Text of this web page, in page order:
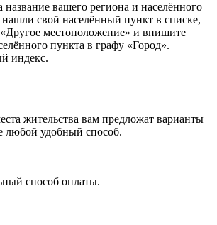
вашего региона и населённого
свой населённый пункт в списке,
местоположение» и впишите
пункта в графу «Город».
индекс.
жительства вам предложат варианты
любой удобный способ.
способ оплаты.